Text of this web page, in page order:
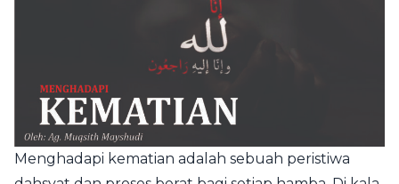
Menghadapi kematian adalah sebuah peristiwa